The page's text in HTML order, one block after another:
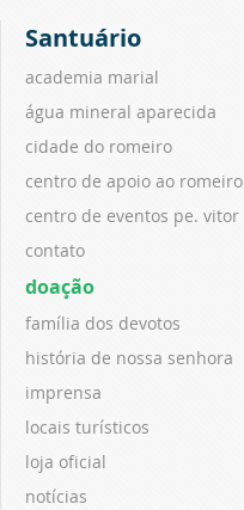
Santuário
academia marial
água mineral aparecida
cidade do romeiro
centro de apoio ao romeiro
centro de eventos pe. vitor
contato
doação
família dos devotos
história de nossa senhora
imprensa
locais turísticos
loja oficial
notícias